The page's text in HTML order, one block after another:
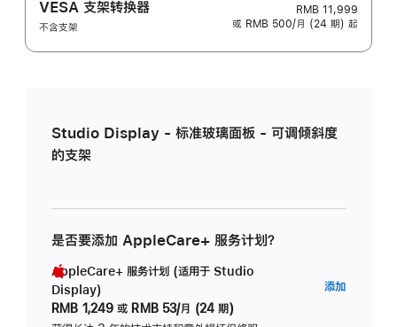
VESA 支架转换器
不含支架
RMB 11,999
或 RMB 500/月 (24 期) 起
Studio Display - 标准玻璃面板 - 可调倾斜度
的支架
是否要添加 AppleCare+ 服务计划？
AppleCare+ 服务计划 (适用于 Studio
Display)
RMB 1,249 或 RMB 53/月 (24 期)
添加